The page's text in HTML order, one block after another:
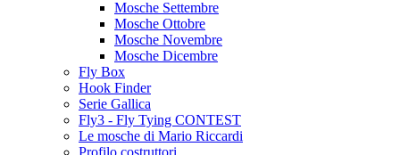
Mosche Settembre
Mosche Ottobre
Mosche Novembre
Mosche Dicembre
Fly Box
Hook Finder
Serie Gallica
Fly3 - Fly Tying CONTEST
Le mosche di Mario Riccardi